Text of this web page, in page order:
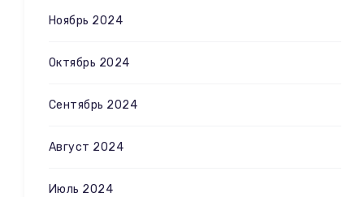
Ноябрь 2024
Октябрь 2024
Сентябрь 2024
Август 2024
Июль 2024